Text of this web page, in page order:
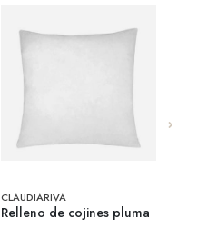
CLAUDIARIVA
Relleno de cojines pluma